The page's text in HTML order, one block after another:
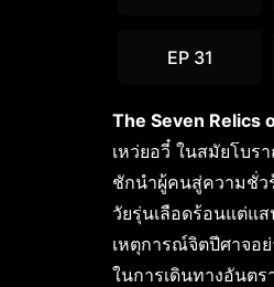
EP 31
The Seven Relics
เหว่ยอวี๋ ในสมัยโบร
ชักนำผู้คนสู่ความชั่ว
วัยรุ่นเลือดร้อนแต่แ
เหตุการณ์จิตปีศาจอ
ในการเดินทางอันต